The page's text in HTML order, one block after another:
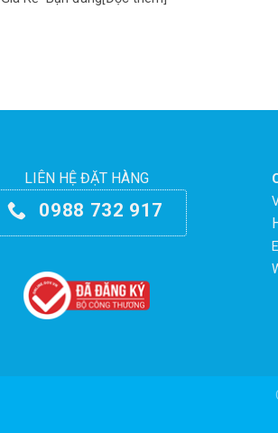
LIÊN HỆ ĐẶT HÀNG
0988 732 917